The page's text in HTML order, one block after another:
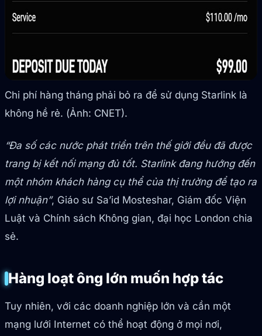
Chi phí hàng tháng phải bỏ ra để sử dụng Starlink là
không hề rẻ. (Ảnh: CNET).
“Đa số các nước phát triển trên thế giới đều đã được
trang bị kết nối mạng đủ tốt. Starlink đang hướng đến
một nhóm khách hàng cụ thể của thị trường để tạo ra
lợi nhuận”, Giáo sư Sa’id Mosteshar, Giám đốc Viện
Luật và Chính sách Không gian, đại học London chia
sẻ.
Hàng loạt ông lớn muốn hợp tác
Tuy nhiên, với các doanh nghiệp lớn và cần một
mạng lưới Internet có thể hoạt động ở mọi nơi,